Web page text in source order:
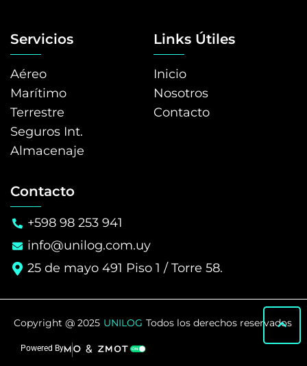
Servicios
Aéreo
Marítimo
Terrestre
Seguros Int.
Almacenaje
Links Útiles
Inicio
Nosotros
Contacto
Contacto
+598 98 253 941
info@unilog.com.uy
25 de mayo 491 Piso 1 / Torre 58.
Copyright @ 2025 UNILOG Todos los derechos reservados